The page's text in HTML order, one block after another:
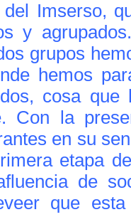
Imserso,
y
grupos
hemos
cosa
Con la
en su
etapa
de
que